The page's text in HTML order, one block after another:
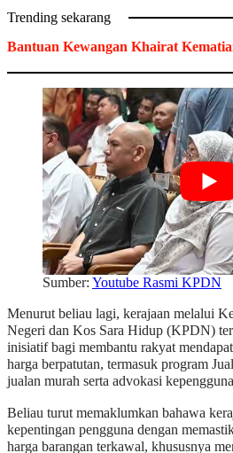
Trending sekarang
Bantuan Kewangan Khairat
Sumber: Youtube Rasmi KPDN
Menurut beliau lagi, kerajaan melalui
Negeri dan Kos Sara Hidup (KPDN)
inisiatif bagi membantu rakyat
harga berpatutan, termasuk program
jualan murah serta advokasi
Beliau turut memaklumkan bahawa
kepentingan pengguna dengan
harga barangan terkawal, khususnya